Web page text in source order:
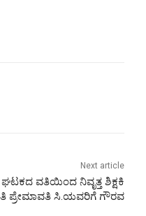
Next article
ವತಿಯಿಂದ ನಿವೃತ್ತ ಶಿಕ್ಷಕಿ
ಪ್ರೇಮಾವತಿ ಸಿ.ಯವರಿಗೆ ಗೌರವ